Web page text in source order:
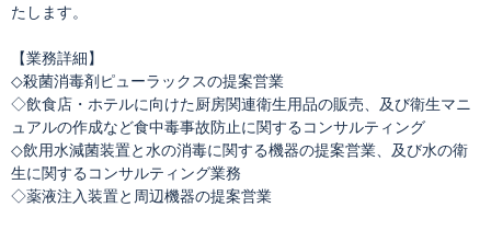
たします。
【業務詳細】
◇殺菌消毒剤ピューラックスの提案営業
◇飲食店・ホテルに向けた厨房関連衛生用品の販売、及び衛生マニ
ュアルの作成など食中毒事故防止に関するコンサルティング
◇飲用水減菌装置と水の消毒に関する機器の提案営業、及び水の衛
生に関するコンサルティング業務
◇薬液注入装置と周辺機器の提案営業